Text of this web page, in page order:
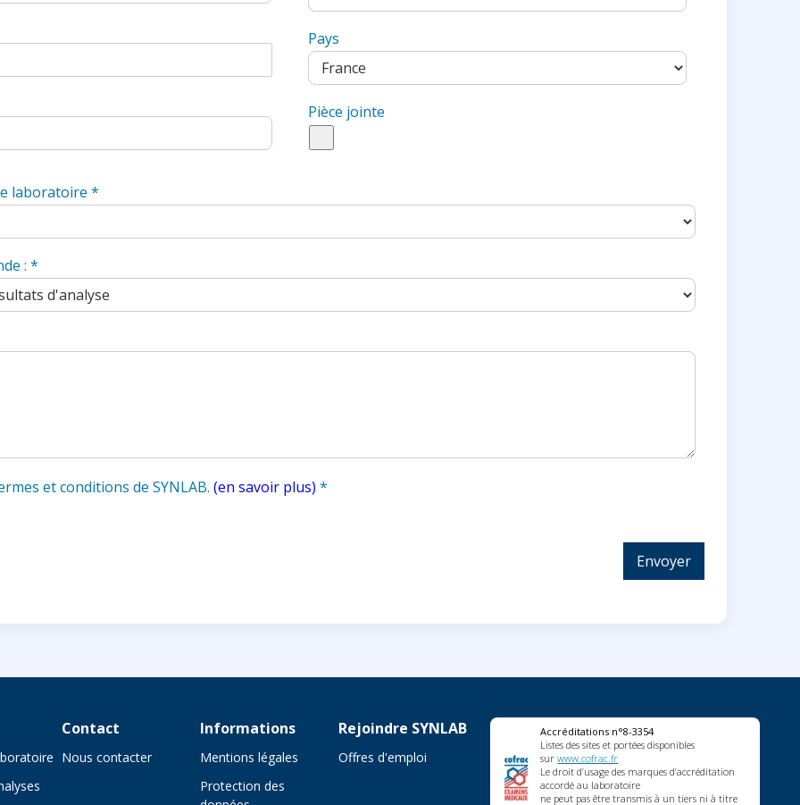
Pays
Pièce jointe
laboratoire*
:*
et conditions de SYNLAB.(en savoir plus) *
Envoyer
Contact
Nous contacter
Informations
Mentions légales
Protection des
Rejoindre SYNLAB
Offres d'emploi
Accréditations n°8-3354
Listes des sites et portées disponibles
surwww.cofrac.fr
Le droit d’usage des marques d’accréditation
accordé au laboratoire
ne peut pas être transmis à un tiers ni à titre